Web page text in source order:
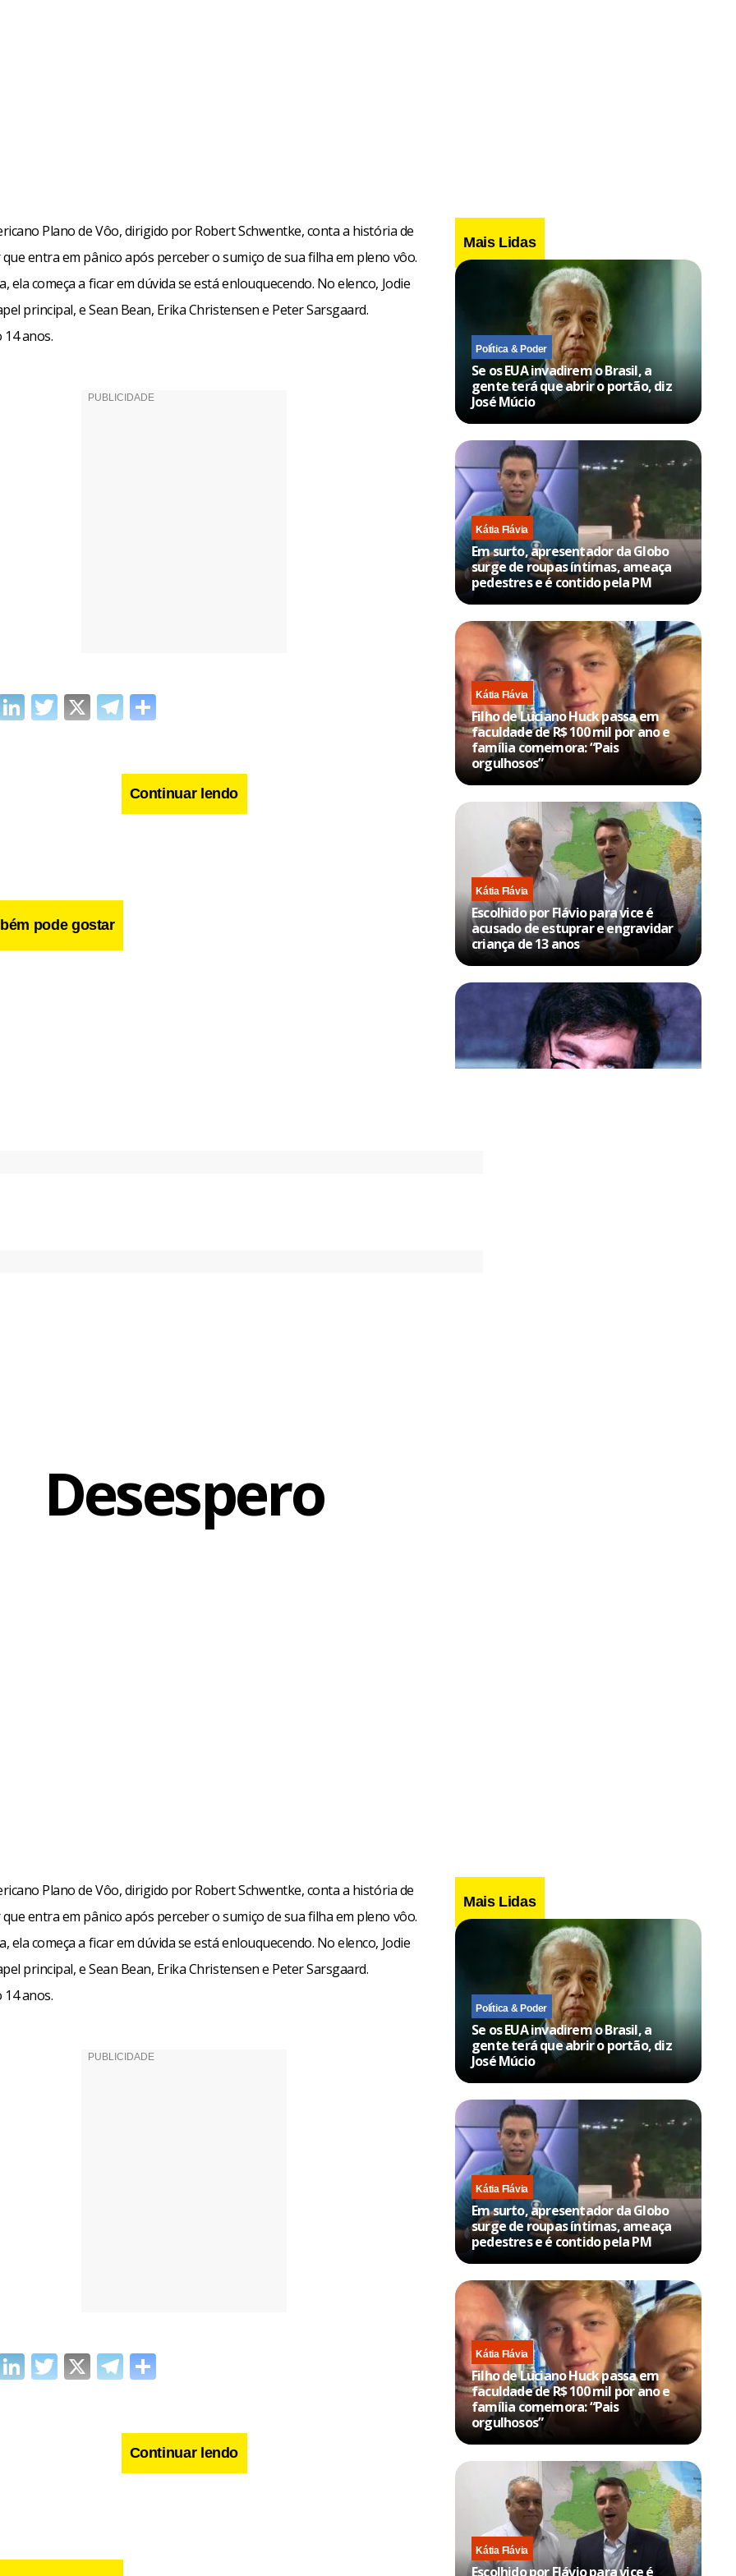
Plano de Vôo, dirigido por Robert Schwentke, conta a história de
entra em pânico após perceber o sumiço de sua filha em pleno vôo.
ela começa a ficar em dúvida se está enlouquecendo. No elenco, Jodie
principal, e Sean Bean, Erika Christensen e Peter Sarsgaard.
14 anos.
LinkedIn
Twitter
X Telegram
Continuar lendo
pode gostar
Mais Lidas
Política & Poder
Se os EUA invadirem o Brasil, a
gente terá que abrir o portão, diz
José Múcio
Kátia Flávia
Em surto, apresentador da Globo
surge de roupas íntimas, ameaça
pedestres e é contido pela PM
Kátia Flávia
Filho de Luciano Huck passa em
faculdade de R$ 100 mil por ano e
família comemora: “Pais
orgulhosos”
Kátia Flávia
Escolhido por Flávio para vice é
acusado de estuprar e engravidar
criança de 13 anos
Desespero
Plano de Vôo, dirigido por Robert Schwentke, conta a história de
entra em pânico após perceber o sumiço de sua filha em pleno vôo.
ela começa a ficar em dúvida se está enlouquecendo. No elenco, Jodie
principal, e Sean Bean, Erika Christensen e Peter Sarsgaard.
14 anos.
LinkedIn
Twitter
X Telegram
Continuar lendo
Mais Lidas
Política & Poder
Se os EUA invadirem o Brasil, a
gente terá que abrir o portão, diz
José Múcio
Kátia Flávia
Em surto, apresentador da Globo
surge de roupas íntimas, ameaça
pedestres e é contido pela PM
Kátia Flávia
Filho de Luciano Huck passa em
faculdade de R$ 100 mil por ano e
família comemora: “Pais
orgulhosos”
Kátia Flávia
Escolhido por Flávio para vice é